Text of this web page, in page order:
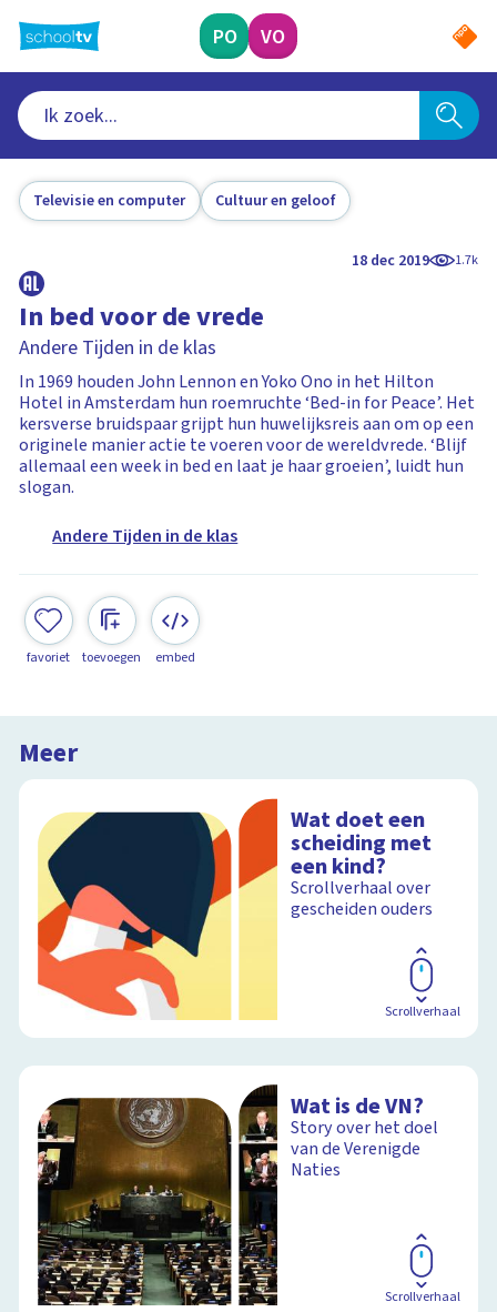
naar
hoofdinhoud
PO VO
Televisie en computer Cultuur en geloof
18 dec 2019 1.7k
In bed voor de vrede
Andere Tijden in de klas
In 1969 houden John Lennon en Yoko Ono in het Hilton
Hotel in Amsterdam hun roemruchte ‘Bed-in for Peace’. Het
kersverse bruidspaar grijpt hun huwelijksreis aan om op een
originele manier actie te voeren voor de wereldvrede. ‘Blijf
allemaal een week in bed en laat je haar groeien’, luidt hun
slogan.
Andere Tijden in de klas
favoriet toevoegen embed
Meer
Wat doet een
scheiding met
een kind?
Scrollverhaal over
gescheiden ouders
Scrollverhaal
Wat is de VN?
Story over het doel
van de Verenigde
Naties
Scrollverhaal